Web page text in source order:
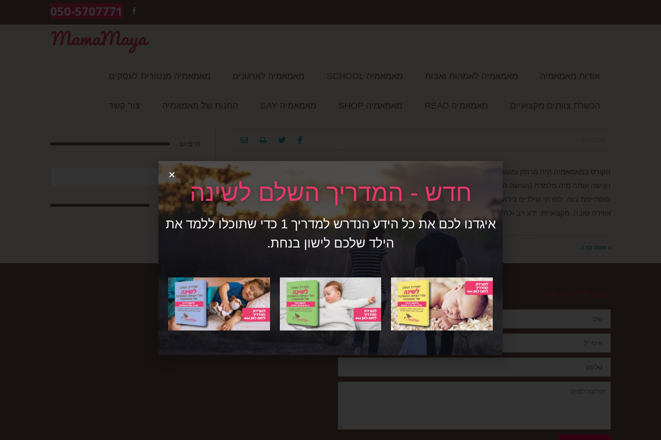
FACEBOOK
050-5707771
אודות מאמאמיה מאמאמיה לאמהות ואבות מאמאמיה SCHOOL מאמאמיה לארגונים מאמאמיה מנטורית לעסקים
הכשרת צוותים מקצועיים מאמאמיה READ מאמאמיה SHOP מאמאמיה SAY החנות של מאמאמיה צור קשר
הקורס במאמאמיה היה מרתק ומעשיר. מיה מקסימה! אדם נעים, בעלת ידע רב בתחום השינה בפרט ובתחומי ההורות בכלל.
הגישה אותה מיה מלמדת (הגישה המשולבת), בעיניי היא הגישה הטובה ביותר בשוק. בדרך זו למדתי למה שינה לא מתחילה
ומסתיימת בזה. למדתי שילדים כידוע, הם עולם ומלואו, אלא שככאלה עלינו להתייחס אליהם בהתאם. לסיכום, למי שמחפשת
אווירה טובה, מקצועיות, ידע רב ולהיות הטובה בשוק, Mamamaya school.
« פוסט קודם
עבור:
עקבו אחרינו
רוצים לדבר עם מיה? חברים שלנו?
חדש - המדריך השלם לשינה
איגדנו לכם את כל הידע הנדרש למדריך 1 כדי שתוכלו ללמד את
הילד שלכם לישון בנחת.